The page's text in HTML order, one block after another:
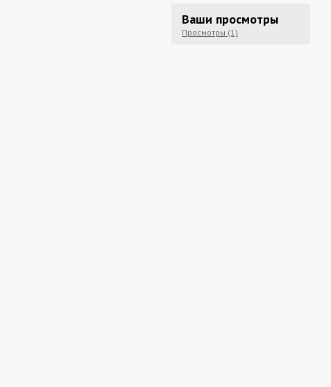
Ваши просмотры
Просмотры (1)